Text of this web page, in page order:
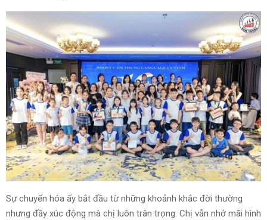
Sự chuyển hóa ấy bắt đầu từ những khoảnh khắc đời thường
nhưng đầy xúc động mà chị luôn trân trọng. Chị vẫn nhớ mãi hình